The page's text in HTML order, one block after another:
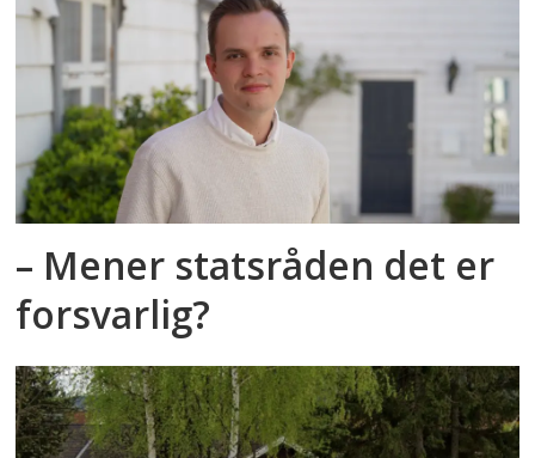
– Mener statsråden det er
forsvarlig?